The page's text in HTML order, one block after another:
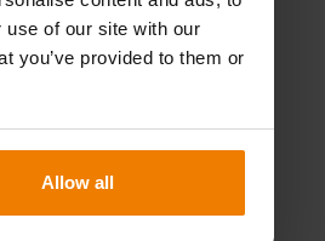
use of our site with our
you’ve provided to them or
Allow all